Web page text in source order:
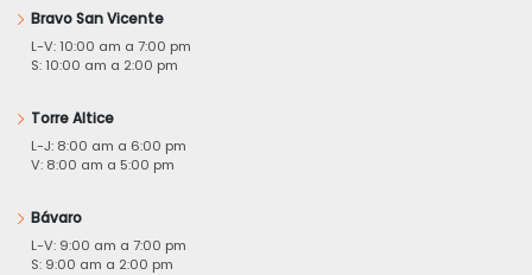
Bravo San Vicente
L-V: 10:00 am a 7:00 pm
S: 10:00 am a 2:00 pm
Torre Altice
L-J: 8:00 am a 6:00 pm
V: 8:00 am a 5:00 pm
Bávaro
L-V: 9:00 am a 7:00 pm
S: 9:00 am a 2:00 pm